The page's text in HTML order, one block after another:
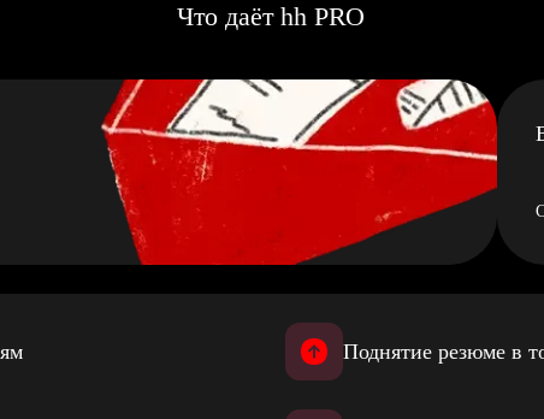
Что даёт hh PRO
Поднятие резюме в